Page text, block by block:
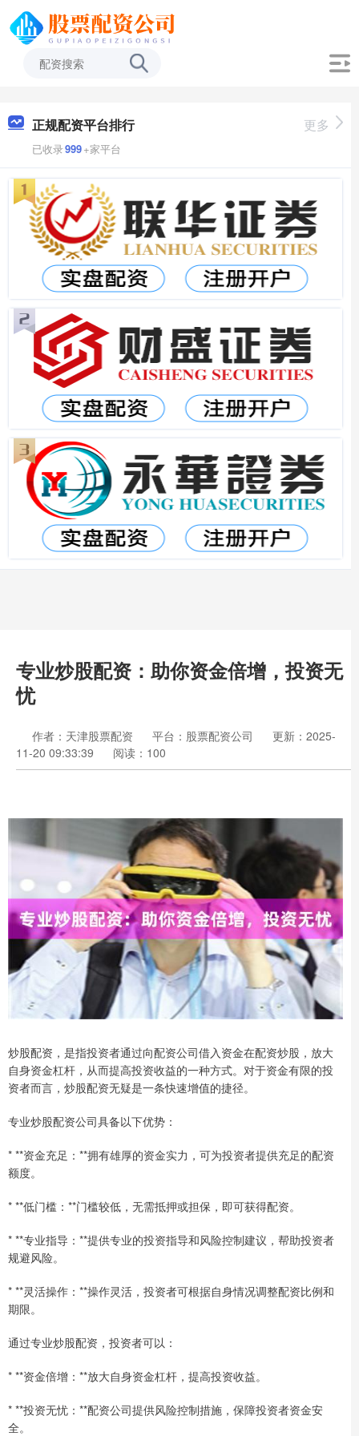
正规配资平台排行
已收录999+家平台
更多
专业炒股配资：助你资金倍增，投资无
忧
作者：天津股票配资 平台：股票配资公司
更新：2025-
11-20 09:33:39
阅读：100
炒股配资，是指投资者通过向配资公司借入资金在配资炒股，放大
自身资金杠杆，从而提高投资收益的一种方式。对于资金有限的投
资者而言，炒股配资无疑是一条快速增值的捷径。
专业炒股配资公司具备以下优势：
* **资金充足：**拥有雄厚的资金实力，可为投资者提供充足的配资
额度。
* **低门槛：**门槛较低，无需抵押或担保，即可获得配资。
* **专业指导：**提供专业的投资指导和风险控制建议，帮助投资者
规避风险。
* **灵活操作：**操作灵活，投资者可根据自身情况调整配资比例和
期限。
通过专业炒股配资，投资者可以：
* **资金倍增：**放大自身资金杠杆，提高投资收益。
* **投资无忧：**配资公司提供风险控制措施，保障投资者资金安
全。